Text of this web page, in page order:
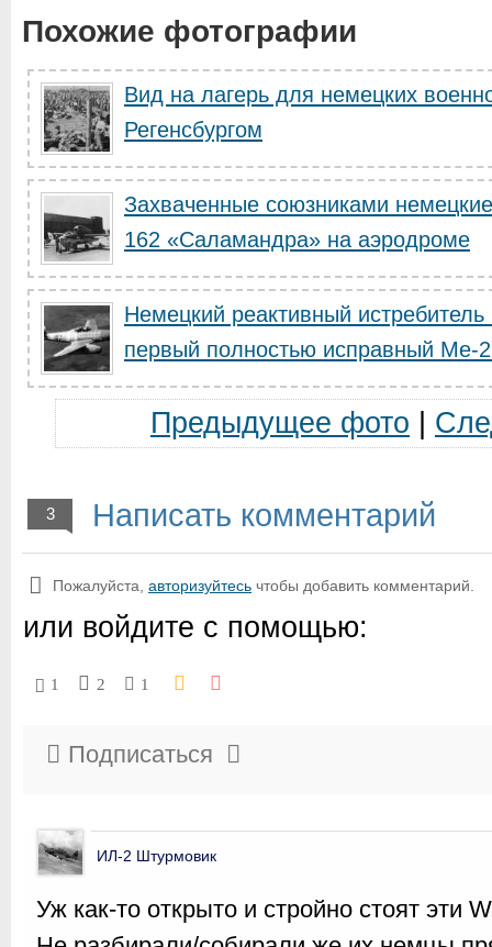
Похожие фотографии
Вид на лагерь для немецких
Регенсбургом
Захваченные союзниками
162 «Саламандра» на аэродроме
Немецкий реактивный
первый полностью исправный Me-
Предыдущее фото
3 Написать комментарий
Пожалуйста, авторизуйтесь чтобы добавить комментарий.
или войдите с помощью:
1 2 1
Подписаться
ИЛ-2 Штурмовик
Уж как-то открыто и стройно стоят эти